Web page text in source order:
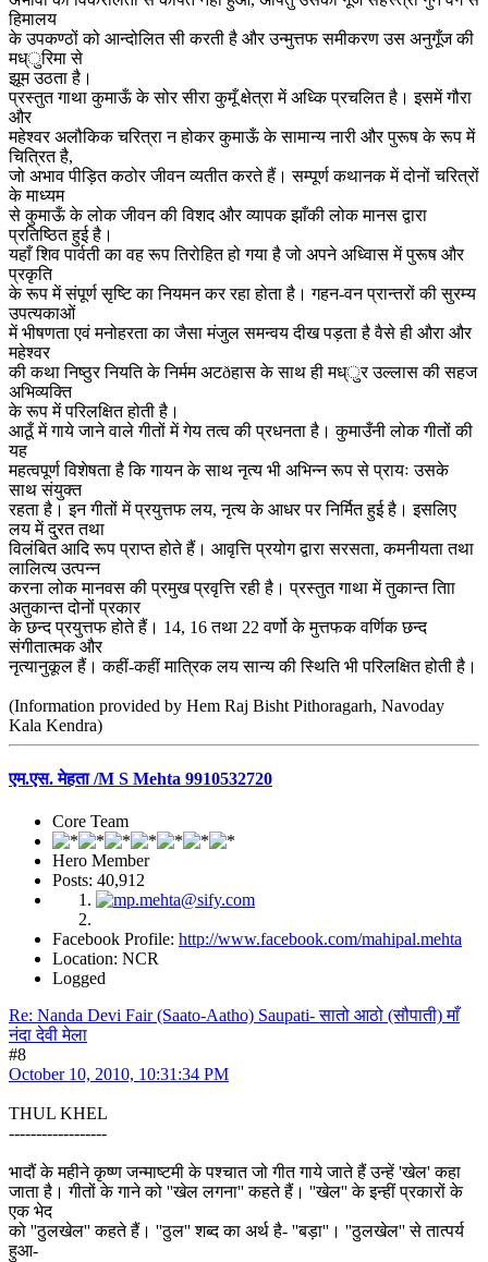
हिमालय
के उपकण्ठों को आन्दोलित सी करती है और उन्मुत्तफ समीकरण उस अनुगूँज की
मध्ुरिमा से
झूम उठता है।
प्रस्तुत गाथा कुमाऊँ के सोर सीरा कुमूँ क्षेत्रा में अध्कि प्रचलित है। इसमें गौरा
और
महेश्वर अलौकिक चरित्रा न होकर कुमाऊँ के सामान्य नारी और पुरूष के रूप में
चित्रित है,
जो अभाव पीड़ित कठोर जीवन व्यतीत करते हैं। सम्पूर्ण कथानक में दोनों चरित्रों
के माध्यम
से कुमाऊँ के लोक जीवन की विशद और व्यापक झाँकी लोक मानस द्वारा
प्रतिष्ठित हुई है।
यहाँ शिव पार्वती का वह रूप तिरोहित हो गया है जो अपने अध्विास में पुरूष और
प्रकृति
के रूप में संपूर्ण सृष्टि का नियमन कर रहा होता है। गहन-वन प्रान्तरों की सुरम्य
उपत्यकाओं
में भीषणता एवं मनोहरता का जैसा मंजुल समन्वय दीख पड़ता है वैसे ही औरा और
महेश्वर
की कथा निष्ठुर नियति के निर्मम अटðहास के साथ ही मध्ुर उल्लास की सहज
अभिव्यक्ति
के रूप में परिलक्षित होती है।
आठूँ में गाये जाने वाले गीतों में गेय तत्व की प्रधनता है। कुमाउँनी लोक गीतों की
यह
महत्वपूर्ण विशेषता है कि गायन के साथ नृत्य भी अभिन्न रूप से प्रायः उसके
साथ संयुक्त
रहता है। इन गीतों में प्रयुत्तफ लय, नृत्य के आधर पर निर्मित हुई है। इसलिए
लय में दु्रत तथा
विलंबित आदि रूप प्राप्त होते हैं। आवृत्ति प्रयोग द्वारा सरसता, कमनीयता तथा
लालित्य उत्पन्न
करना लोक मानवस की प्रमुख प्रवृत्ति रही है। प्रस्तुत गाथा में तुकान्त तािा
अतुकान्त दोनों प्रकार
के छन्द प्रयुत्तफ होते हैं। 14, 16 तथा 22 वर्णो के मुत्तफक वर्णिक छन्द
संगीतात्मक और
नृत्यानुकूल हैं। कहीं-कहीं मात्रिक लय सान्य की स्थिति भी परिलक्षित होती है।
(Information provided by Hem Raj Bisht Pithoragarh, Navoday
Kala Kendra)
एम.एस. मेहता /M S Mehta 9910532720
Core Team
Hero Member
Posts: 40,912
Facebook Profile: http://www.facebook.com/mahipal.mehta
Location: NCR
Logged
Re: Nanda Devi Fair (Saato-Aatho) Saupati- सातो आठो (सौपाती) माँ
नंदा देवी मेला
#8
October 10, 2010, 10:31:34 PM
THUL KHEL
------------------
भादौं के महीने कृष्ण जन्माष्टमी के पश्चात जो गीत गाये जाते हैं उन्हें 'खेल' कहा
जाता है। गीतों के गाने को ''खेल लगना'' कहते हैं। ''खेल'' के इन्हीं प्रकारों के
एक भेद
को ''ठुलखेल'' कहते हैं। ''ठुल'' शब्द का अर्थ है- ''बड़ा''। ''ठुलखेल'' से तात्पर्य
हुआ-